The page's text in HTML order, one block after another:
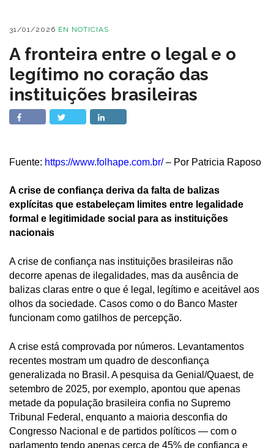
31/01/2026 EN NOTICIAS
A fronteira entre o legal e o
legítimo no coração das
instituições brasileiras
Fuente: https://www.folhape.com.br/– Por Patricia Raposo
A crise de confiança deriva da falta de balizas
explícitas que estabeleçam limites entre legalidade
formal e legitimidade social para as instituições
nacionais
A crise de confiança nas instituições brasileiras não
decorre apenas de ilegalidades, mas da ausência de
balizas claras entre o que é legal, legítimo e aceitável aos
olhos da sociedade. Casos como o do Banco Master
funcionam como gatilhos de percepção.
A crise está comprovada por números. Levantamentos
recentes mostram um quadro de desconfiança
generalizada no Brasil. A pesquisa da Genial/Quaest, de
setembro de 2025, por exemplo, apontou que apenas
metade da população brasileira confia no Supremo
Tribunal Federal, enquanto a maioria desconfia do
Congresso Nacional e de partidos políticos — com o
parlamento tendo apenas cerca de 45% de confiança e